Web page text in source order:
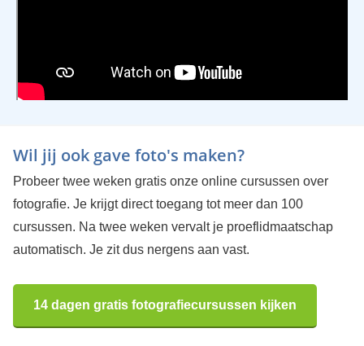
Wil jij ook gave foto's maken?
Probeer twee weken gratis onze online cursussen over
fotografie. Je krijgt direct toegang tot meer dan 100
cursussen. Na twee weken vervalt je proeflidmaatschap
automatisch. Je zit dus nergens aan vast.
14 dagen gratis fotografiecursussen kijken